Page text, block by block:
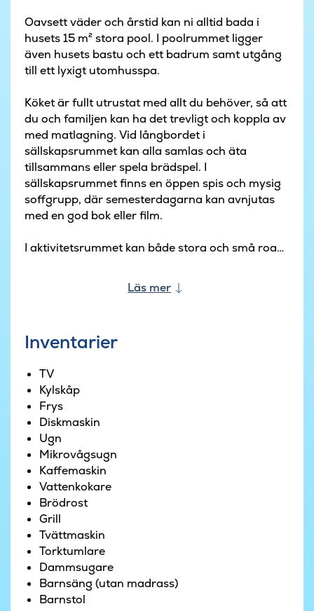
Oavsett väder och årstid kan ni alltid bada i
husets 15 m² stora pool. I poolrummet ligger
även husets bastu och ett badrum samt utgång
till ett lyxigt utomhusspa.
Köket är fullt utrustat med allt du behöver, så att
du och familjen kan ha det trevligt och koppla av
med matlagning. Vid långbordet i
sällskapsrummet kan alla samlas och äta
tillsammans eller spela brädspel. I
sällskapsrummet finns en öppen spis och mysig
soffgrupp, där semesterdagarna kan avnjutas
med en god bok eller film.
I aktivitetsrummet kan både stora och små roa
de inte badar i poolen eller sitter i bastun. Det
finns gratis trådlöst internet i hela huset.
gasgrill för en trevlig sommarkväll med goda
på menyn.
Det finns 14 sovplatser fördelade på 5 sovrum,
med antingen två enkelsängar eller en
dubbelsäng, och ett loft med 4 madrasser
(lämpligast för barn).
Semesterorten Blokhus har flera mysiga
restauranger och butiker, och på torget
anordnas många evenemang med musik och
sång. Du kan köra mellan Blokhus och Løkken på
stranden. Men den breda stranden lockar också
till friska dopp och solnedgången över Nordsjön
är en vacker upplevelse året runt. Fårup
Sommerland ligger endast fem kilometer från
Läs mer
Inventarier
TV
Kylskåp
Frys
Diskmaskin
Ugn
Mikrovågsugn
Kaffemaskin
Vattenkokare
Brödrost
Grill
Tvättmaskin
Torktumlare
Dammsugare
Barnsäng (utan madrass)
Barnstol